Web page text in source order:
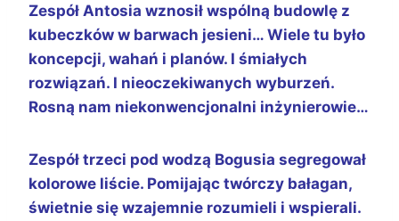
Zespół Antosia wznosił wspólną budowlę z
kubeczków w barwach jesieni… Wiele tu było
koncepcji, wahań i planów. I śmiałych
rozwiązań. I nieoczekiwanych wyburzeń.
Rosną nam niekonwencjonalni inżynierowie…
Zespół trzeci pod wodzą Bogusia segregował
kolorowe liście. Pomijając twórczy bałagan,
świetnie się wzajemnie rozumieli i wspierali.